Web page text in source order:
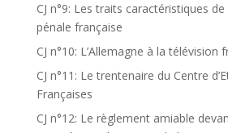
CJ n°9: Les traits caractéristiques
pénale française
CJ n°10: L’Allemagne à la télévision
CJ n°11: Le trentenaire du Centre
Françaises
CJ n°12: Le règlement amiable